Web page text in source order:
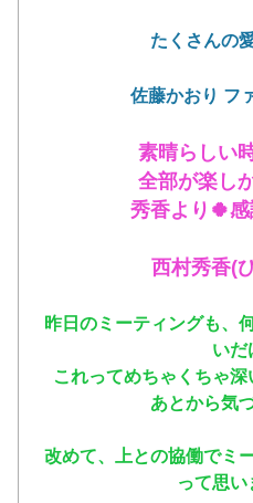
たくさんの
佐藤かおり フ
素晴らしい
全部が楽し
秀香より🍀
西村秀香(
昨日のミーティングも、
いだ
これってめちゃくちゃ
あとから気
改めて、上との協働でミ
って思い